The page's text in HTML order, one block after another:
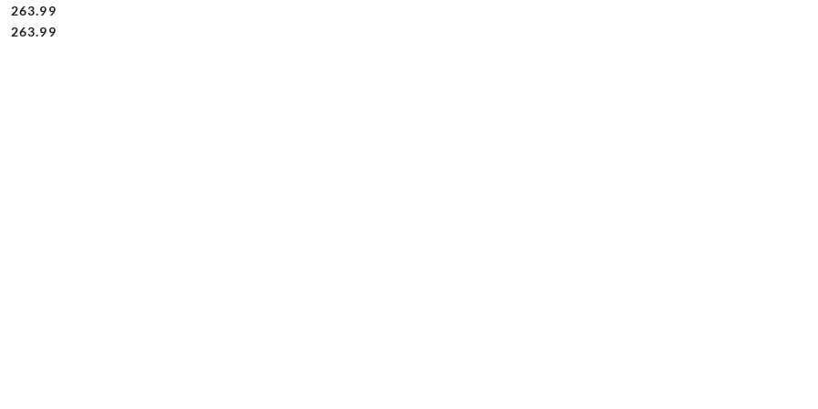
Cena:
263.99
Cena:
263.99